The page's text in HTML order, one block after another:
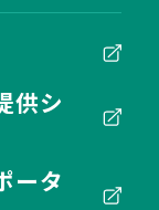
供シ
ータ